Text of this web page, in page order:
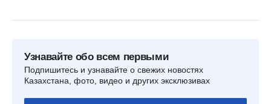
Узнавайте обо всем первыми
Подпишитесь и узнавайте о свежих новостях
Казахстана, фото, видео и других эксклюзивах